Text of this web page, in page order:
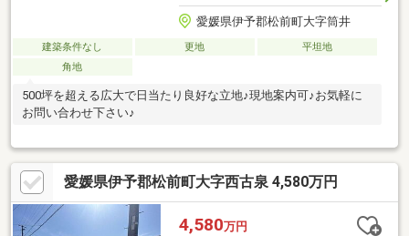
愛媛県伊予郡松前町大字筒井
建築条件なし 更地
平坦地
角地
500坪を超える広大で日当たり良好な立地♪現地案内可♪お気軽に
お問い合わせ下さい♪
愛媛県伊予郡松前町大字西古泉 4,580万円
4,580万円